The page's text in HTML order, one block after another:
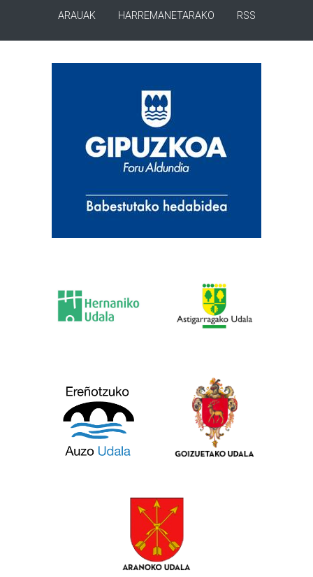
ARAUAK HARREMANETARAKO RSS